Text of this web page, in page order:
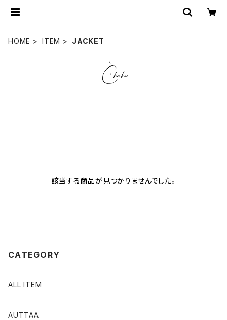
HOME ITEM JACKET
該当する商品が見つかりませんでした。
CATEGORY
ALL ITEM
AUTTAA